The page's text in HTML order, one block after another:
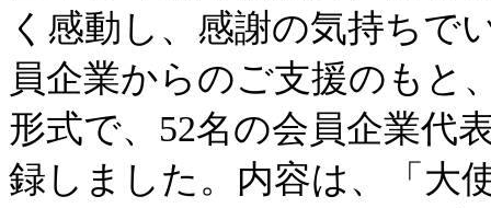
く感動し、感謝の気持ちで
員企業からのご支援のもと
形式で、52名の会員企業代
録しました。内容は、「大